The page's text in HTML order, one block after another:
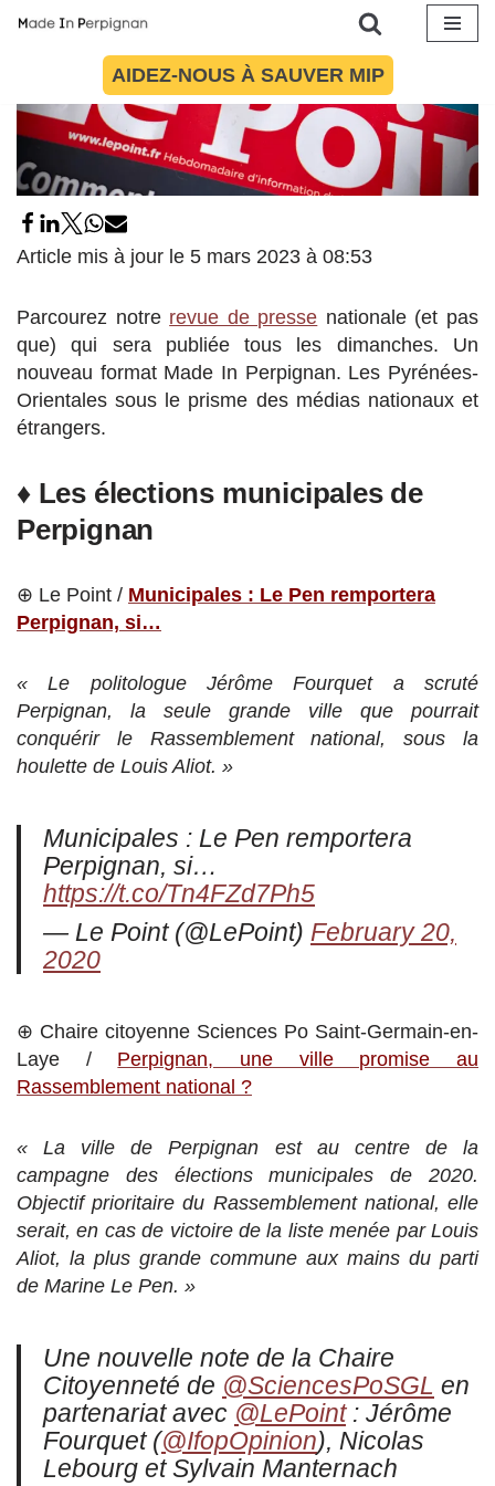
contenu
AIDEZ-NOUS À SAUVER MIP
Article mis à jour le 5 mars 2023 à 08:53
Parcourez notre revue de presse nationale (et pas
que) qui sera publiée tous les dimanches. Un
nouveau format Made In Perpignan. Les Pyrénées-
Orientales sous le prisme des médias nationaux et
étrangers.
♦ Les élections municipales de
Perpignan
⊕ Le Point / Municipales : Le Pen remportera
Perpignan, si…
« Le politologue Jérôme Fourquet a scruté
Perpignan, la seule grande ville que pourrait
conquérir le Rassemblement national, sous la
houlette de Louis Aliot. »
Municipales : Le Pen remportera
Perpignan, si…
https://t.co/Tn4FZd7Ph5
— Le Point (@LePoint) February 20,
2020
⊕ Chaire citoyenne Sciences Po Saint-Germain-en-
Laye / Perpignan, une ville promise au
Rassemblement national ?
« La ville de Perpignan est au centre de la
campagne des élections municipales de 2020.
Objectif prioritaire du Rassemblement national, elle
serait, en cas de victoire de la liste menée par Louis
Aliot, la plus grande commune aux mains du parti
de Marine Le Pen. »
Une nouvelle note de la Chaire
Citoyenneté de @SciencesPoSGL en
partenariat avec @LePoint: Jérôme
Fourquet (@IfopOpinion), Nicolas
Lebourg et Sylvain Manternach